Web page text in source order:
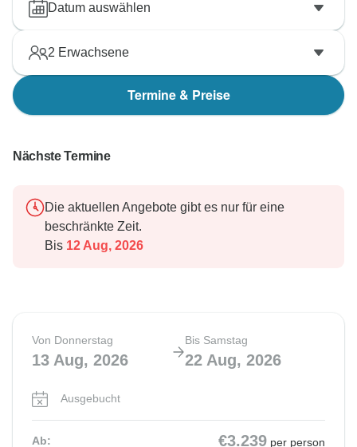
Datum auswählen
2 Erwachsene
Termine & Preise
Nächste Termine
Die aktuellen Angebote gibt es nur für eine
beschränkte Zeit.
Bis 12 Aug, 2026
Von Donnerstag
13 Aug, 2026
Bis Samstag
22 Aug, 2026
Ausgebucht
Ab: €3.239 per person